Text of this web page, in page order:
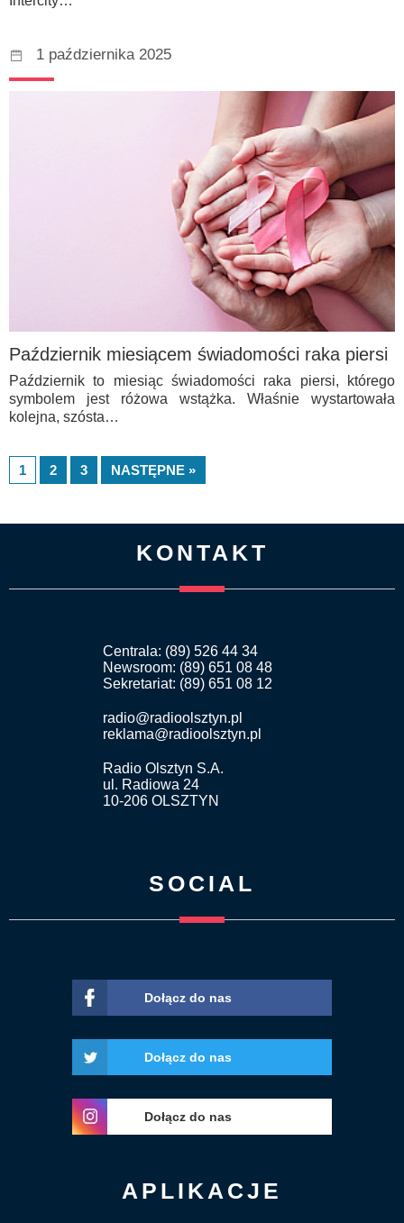
1 października 2025
Październik miesiącem świadomości raka piersi
Październik to miesiąc świadomości raka piersi, którego
symbolem jest różowa wstążka. Właśnie wystartowała
kolejna, szósta…
1 2 3 NASTĘPNE »
KONTAKT
Centrala: (89) 526 44 34
Newsroom: (89) 651 08 48
Sekretariat: (89) 651 08 12
radio@radioolsztyn.pl
reklama@radioolsztyn.pl
Radio Olsztyn S.A.
ul. Radiowa 24
10-206 OLSZTYN
SOCIAL
Dołącz do nas
Dołącz do nas
Dołącz do nas
APLIKACJE